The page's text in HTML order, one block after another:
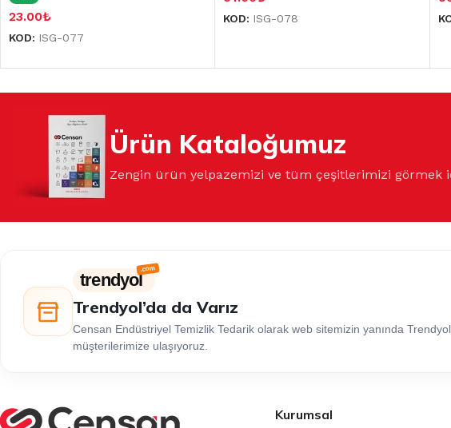
23.00₺
KOD: ISG-077
KOD: ISG-078
Ürün Kataloğumuz
Zengin ürün yelpazemizi ve tüm çeşitlerimizi görmek
trendyol
Trendyol’da da Varız
Censan Endüstriyel Temizlik Tedarik olarak web sitemizin yanında
müşterilerimize ulaşıyoruz.
Kurumsal